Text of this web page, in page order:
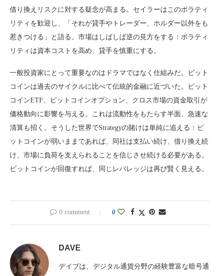
借り換えリスクに対する疑念が高まる。セイラーはこのボラティ
リティを歓迎し、「それが貸手やトレーダー、ホルダー以外をも
惹きつける」と語る。市場はしばしば逆の見方をする：ボラティ
リティは資本コストを高め、貸手を慎重にする。
一般投資家にとって重要なのはドラマではなく仕組みだ。ビット
コインは過去のサイクルに比べて伝統的金融に近づいた。ビット
コインETF、ビットコインオプション、クロス市場の資金取引が
価格動向に影響を与える。これは流動性をもたらす半面、急速な
清算も招く。そうした世界でStrategyの賭けは単純に追える：ビ
ットコインが弱いままであれば、同社は支払い続け、借り換え続
け、市場に負荷を支えられることを信じさせ続ける必要がある。
ビットコインが回復すれば、同じレバレッジは再び賢く見える。
0 comment 0
DAVE
デイブは、デジタル通貨分野の経験豊富な暗号通